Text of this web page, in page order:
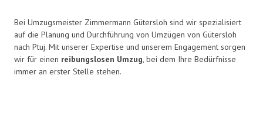
Bei Umzugsmeister Zimmermann Gütersloh sind wir spezialisiert
auf die Planung und Durchführung von Umzügen von Gütersloh
nach Ptuj. Mit unserer Expertise und unserem Engagement sorgen
wir für einen reibungslosen Umzug, bei dem Ihre Bedürfnisse
immer an erster Stelle stehen.